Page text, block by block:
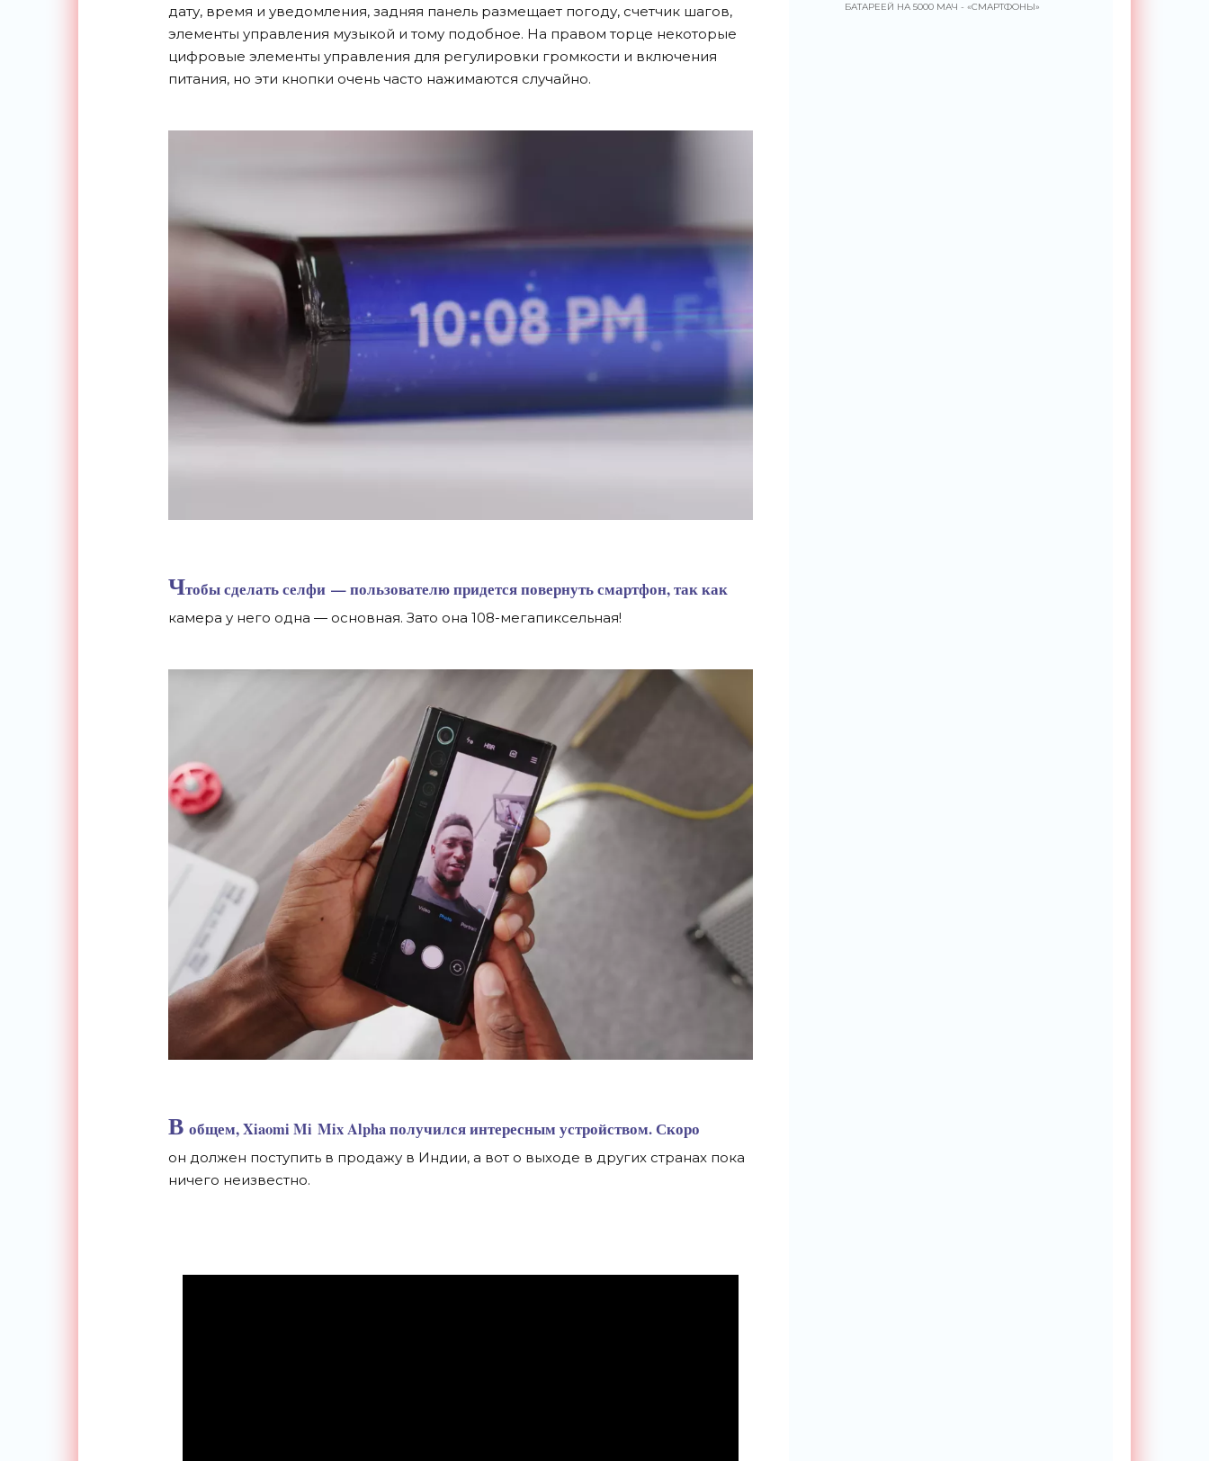
дату, время и уведомления, задняя панель размещает погоду, счетчик шагов,
элементы управления музыкой и тому подобное. На правом торце некоторые
цифровые элементы управления для регулировки громкости и включения
питания, но эти кнопки очень часто нажимаются случайно.
Чтобы сделать селфи —пользователю придется повернуть смартфон, так как
камера у него одна —основная. Зато она 108-мегапиксельная!
В общем, Xiaomi Mi Mix Alpha получился интересным устройством. Скоро
он должен поступить в продажу в Индии, а вот о выходе в других странах пока
ничего неизвестно.
БАТАРЕЕЙ НА 5000 МАЧ - «СМАРТФОНЫ»